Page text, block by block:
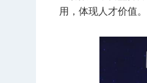
用，体现人才价值。